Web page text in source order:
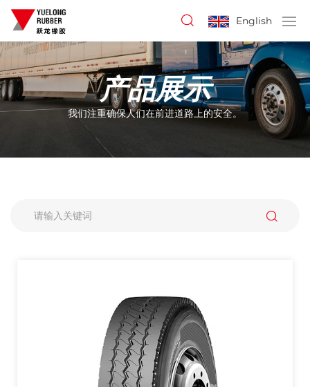
English
产品展示
我们注重确保人们在前进道路上的安全。